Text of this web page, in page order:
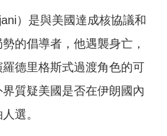
）是與美國達成核協議和
的倡導者，他遇襲身亡，
德里格斯式過渡角色的可
質疑美國是否在伊朗國內
選。